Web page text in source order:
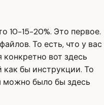
10-15-20%. Это первое.
То есть, что у вас
конкретно вот здесь
бы инструкции. То
можно было бы здесь